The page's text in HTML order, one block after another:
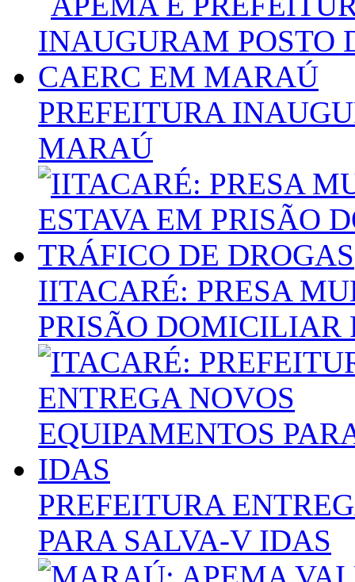
PREFEITURA
MARAÚ
IITACARÉ: PRESA
PRISÃO DOMICILIAR
PREFEITURA
PARA SALVA-V IDAS